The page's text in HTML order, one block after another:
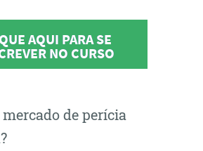
AQUI PARA SE
NO CURSO
de perícia